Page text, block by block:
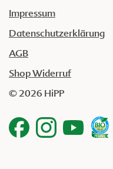
Impressum
Datenschutzerklärung
AGB
Shop Widerruf
© 2026 HiPP